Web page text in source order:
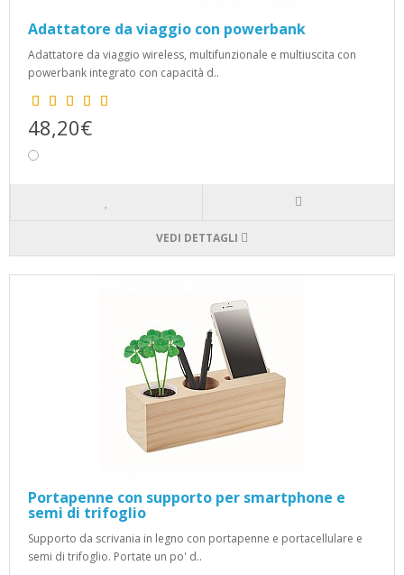
Adattatore da viaggio con powerbank
Adattatore da viaggio wireless, multifunzionale e multiuscita con
powerbank integrato con capacità d..
48,20€
VEDI DETTAGLI
Portapenne con supporto per smartphone e
semi di trifoglio
Supporto da scrivania in legno con portapenne e portacellulare e
semi di trifoglio. Portate un po' d..